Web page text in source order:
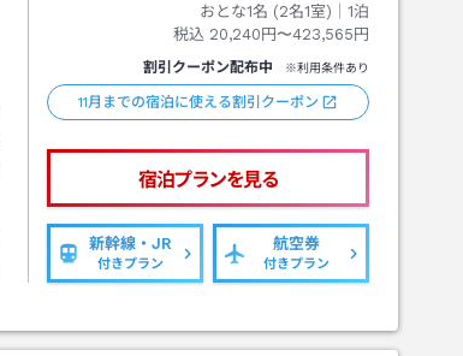
おとな1名 (2名1室)｜ 1泊
税込 20,240円〜423,565円
割引クーポン配布中 ※利用条件あり
11月までの宿泊に使える割引クーポン
宿泊プランを見る
新幹線・JR
付きプラン
航空券
付きプラン